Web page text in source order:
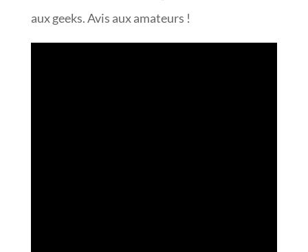
aux geeks. Avis aux amateurs !